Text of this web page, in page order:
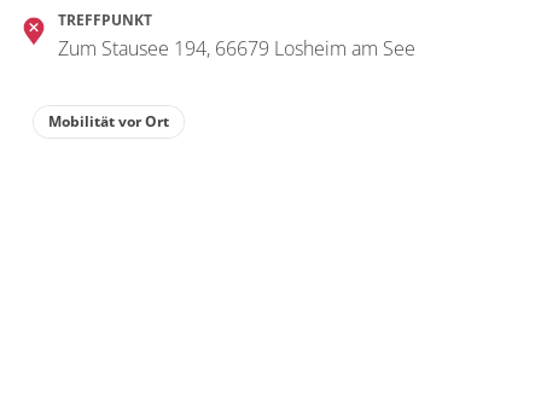
TREFFPUNKT
Zum Stausee 194, 66679 Losheim am See
Mobilität vor Ort